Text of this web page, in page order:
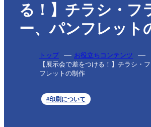
る！】チラシ・フ
ー、パンフレット
トップ
お役立ちコンテンツ
【展示会で差をつける！】チラシ・
フレットの制作
#印刷について